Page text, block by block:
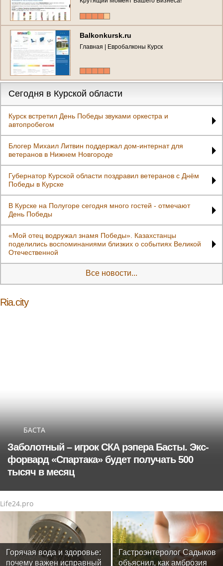
Balkonkursk.ru
Главная | Евробалконы Курск
Сегодня в Курской области
Курск встретил День Победы звуками оркестра и
автопробегом
Блогер Михаил Литвин поддержал дом-интернат для
ветеранов в Нижнем Новгороде
Губернатор Курской области поздравил ветеранов с Днём
Победы в Курске
В Курске на Полугоре сегодня много гостей - отмечают
День Победы
«Мой отец водружал знамя Победы». Казахстанцы
поделились воспоминаниями близких о событиях Великой
Отечественной
Все новости...
Ria.city
БАСТА
Заболотный – игрок СКА рэпера Басты. Экс-
форвард «Спартака» будет получать 500
тысяч в месяц
Life24.pro
Горячая вода и здоровье:
почему важен исправный
Гастроэнтеролог Садыков
объяснил, как амброзия